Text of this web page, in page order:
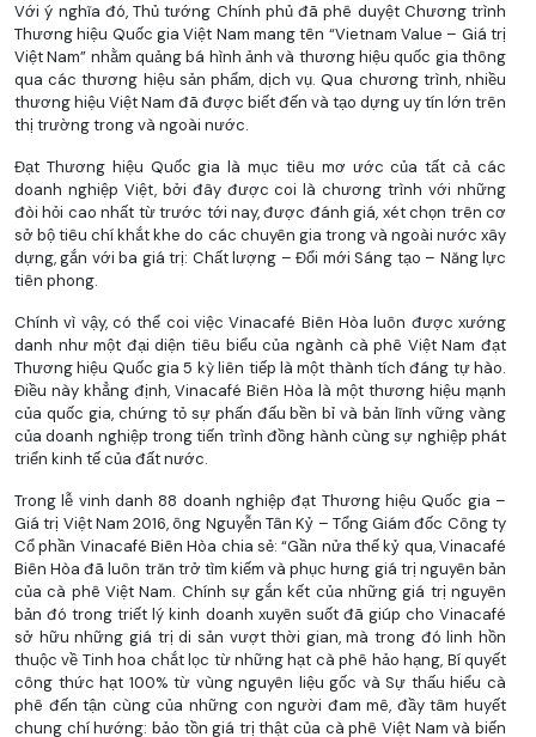
Với ý nghĩa đó, Thủ tướng Chính phủ đã phê duyệt Chương trình
Thương hiệu Quốc gia Việt Nam mang tên “Vietnam Value – Giá trị
Việt Nam” nhằm quảng bá hình ảnh và thương hiệu quốc gia thông
qua các thương hiệu sản phẩm, dịch vụ. Qua chương trình, nhiều
thương hiệu Việt Nam đã được biết đến và tạo dựng uy tín lớn trên
thị trường trong và ngoài nước.
Đạt Thương hiệu Quốc gia là mục tiêu mơ ước của tất cả các
doanh nghiệp Việt, bởi đây được coi là chương trình với những
đòi hỏi cao nhất từ trước tới nay, được đánh giá, xét chọn trên cơ
sở bộ tiêu chí khắt khe do các chuyên gia trong và ngoài nước xây
dựng, gắn với ba giá trị: Chất lượng – Đổi mới Sáng tạo – Năng lực
tiên phong.
Chính vì vậy, có thể coi việc Vinacafé Biên Hòa luôn được xướng
danh như một đại diện tiêu biểu của ngành cà phê Việt Nam đạt
Thương hiệu Quốc gia 5 kỳ liên tiếp là một thành tích đáng tự hào.
Điều này khẳng định, Vinacafé Biên Hòa là một thương hiệu mạnh
của quốc gia, chứng tỏ sự phấn đấu bền bỉ và bản lĩnh vững vàng
của doanh nghiệp trong tiến trình đồng hành cùng sự nghiệp phát
triển kinh tế của đất nước.
Trong lễ vinh danh 88 doanh nghiệp đạt Thương hiệu Quốc gia –
Giá trị Việt Nam 2016, ông Nguyễn Tân Kỷ – Tổng Giám đốc Công ty
Cổ phần Vinacafé Biên Hòa chia sẻ: “Gần nửa thế kỷ qua, Vinacafé
Biên Hòa đã luôn trăn trở tìm kiếm và phục hưng giá trị nguyên bản
của cà phê Việt Nam. Chính sự gắn kết của những giá trị nguyên
bản đó trong triết lý kinh doanh xuyên suốt đã giúp cho Vinacafé
sở hữu những giá trị di sản vượt thời gian, mà trong đó linh hồn
thuộc về Tinh hoa chắt lọc từ những hạt cà phê hảo hạng, Bí quyết
công thức hạt 100% từ vùng nguyên liệu gốc và Sự thấu hiểu cà
phê đến tận cùng của những con người đam mê, đầy tâm huyết
chung chí hướng: bảo tồn giá trị thật của cà phê Việt Nam và biến